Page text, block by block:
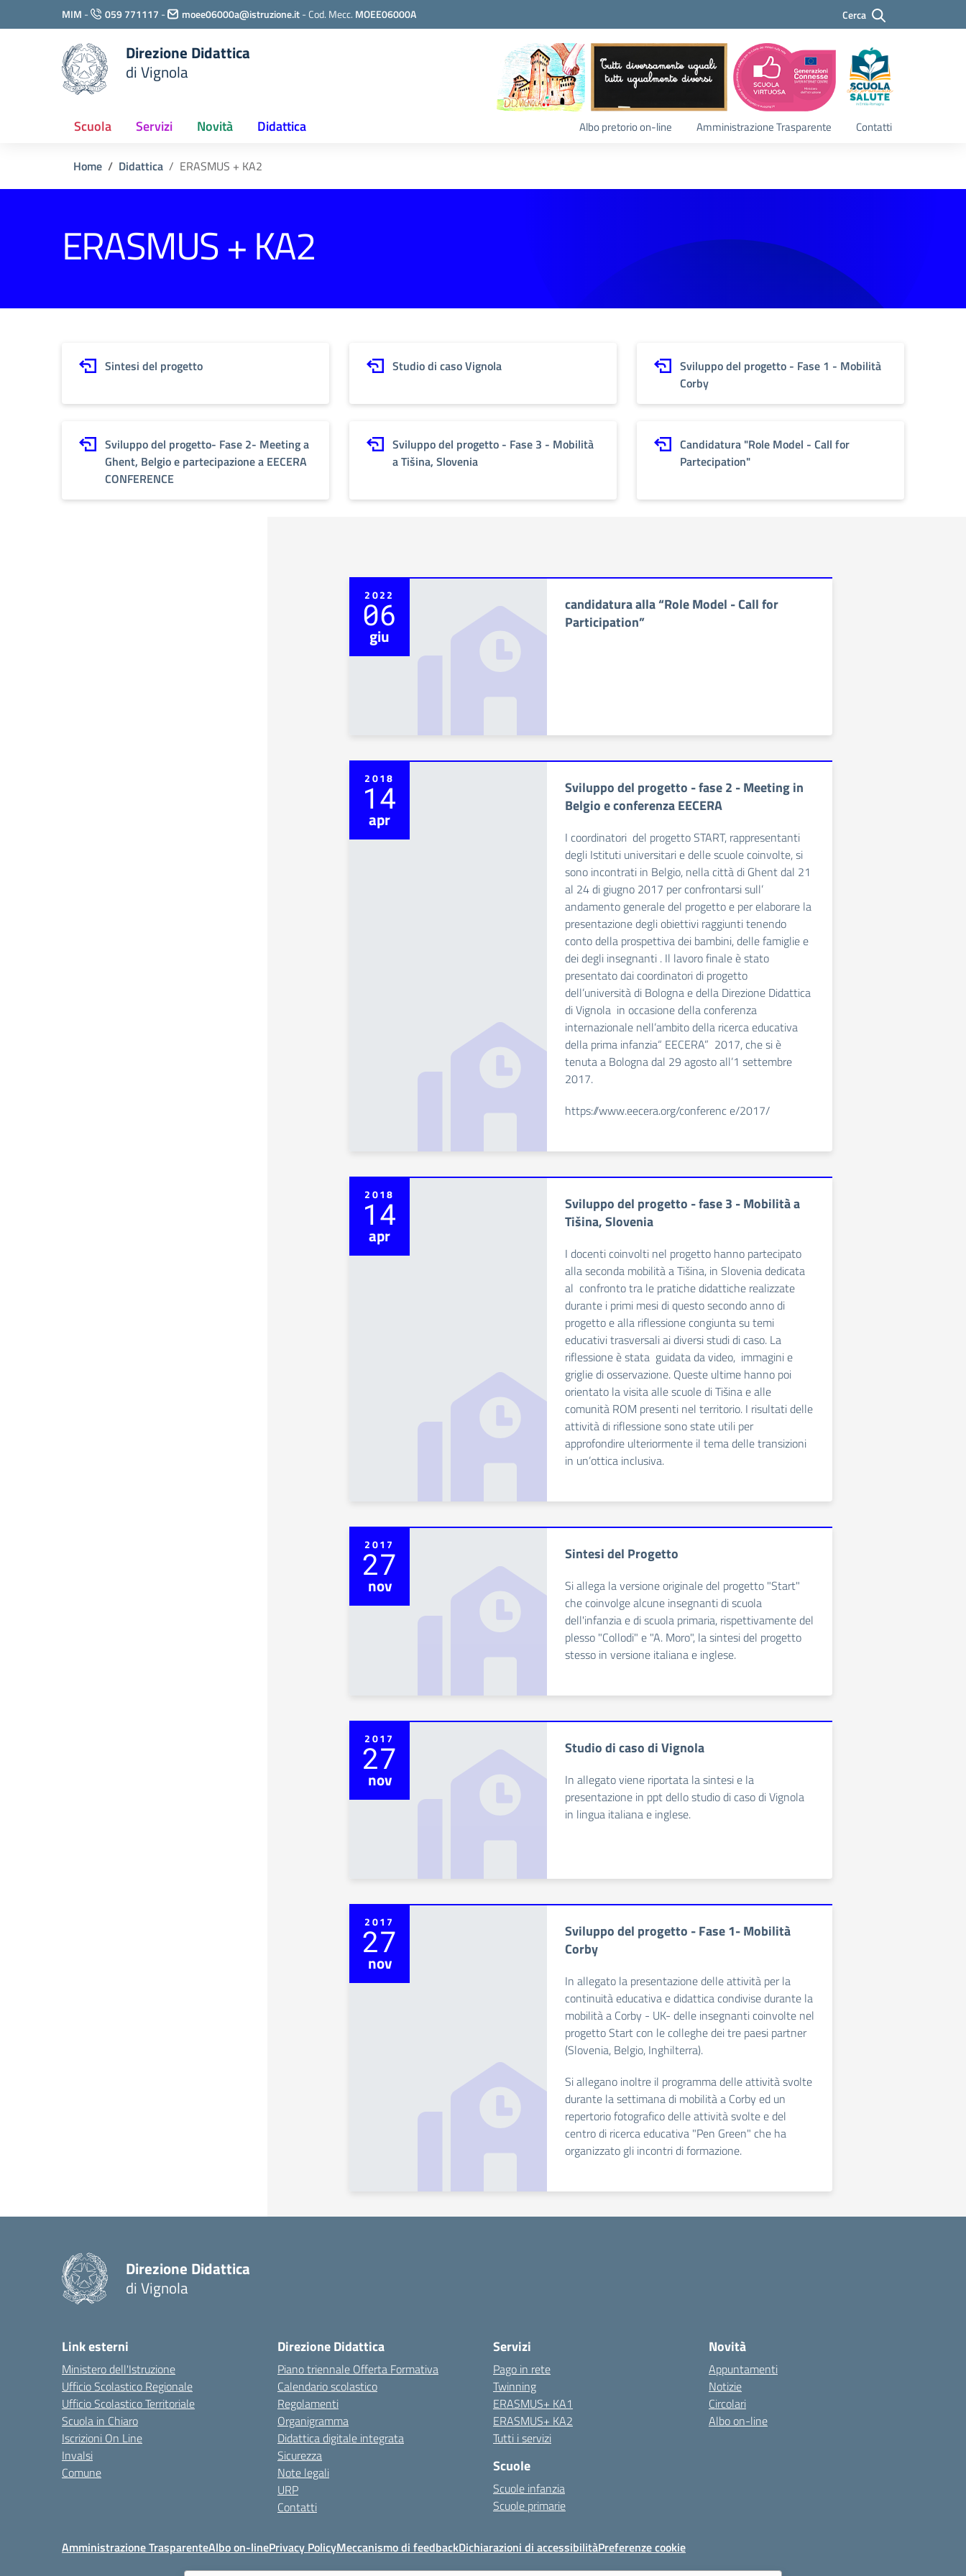
Vai ai contenuti
Vai al menu di navigazione
Vai al footer
MIM - 059 771117 - moee06000a@istruzione.it-Cod. Mecc. MOEE06000A Cerca
Direzione Didattica
di Vignola
Cerca
Scuola Servizi Novità Didattica Albo pretorio on-line Amministrazione Trasparente Contatti
Home Didattica ERASMUS + KA2
ERASMUS + KA2
Sintesi del progetto Studio di caso Vignola
Sviluppo del progetto - Fase 1 - Mobilità
Corby
Sviluppo del progetto- Fase 2- Meeting a
Ghent, Belgio e partecipazione a EECERA
CONFERENCE
Sviluppo del progetto - Fase 3 - Mobilità
a Tišina, Slovenia
Candidatura "Role Model - Call for
Partecipation"
2022
06
giu
candidatura alla “Role Model - Call for
Participation”
2018
14
apr
Sviluppo del progetto - fase 2 - Meeting in
Belgio e conferenza EECERA
I coordinatori del progetto START, rappresentanti
degli Istituti universitari e delle scuole coinvolte, si
sono incontrati in Belgio, nella città di Ghent dal 21
al 24 di giugno 2017 per confrontarsi sull’
andamento generale del progetto e per elaborare la
presentazione degli obiettivi raggiunti tenendo
conto della prospettiva dei bambini, delle famiglie e
dei degli insegnanti . Il lavoro finale è stato
presentato dai coordinatori di progetto
dell’università di Bologna e della Direzione Didattica
di Vignola in occasione della conferenza
internazionale nell’ambito della ricerca educativa
della prima infanzia“ EECERA” 2017, che si è
tenuta a Bologna dal 29 agosto all’1 settembre
2017.
https://www.eecera.org/conferenc e/2017/
2018
14
apr
Sviluppo del progetto - fase 3 - Mobilità a
Tišina, Slovenia
I docenti coinvolti nel progetto hanno partecipato
alla seconda mobilità a Tišina, in Slovenia dedicata
al confronto tra le pratiche didattiche realizzate
durante i primi mesi di questo secondo anno di
progetto e alla riflessione congiunta su temi
educativi trasversali ai diversi studi di caso. La
riflessione è stata guidata da video, immagini e
griglie di osservazione. Queste ultime hanno poi
orientato la visita alle scuole di Tišina e alle
comunità ROM presenti nel territorio. I risultati delle
attività di riflessione sono state utili per
approfondire ulteriormente il tema delle transizioni
in un’ottica inclusiva.
2017
27
nov
Sintesi del Progetto
Si allega la versione originale del progetto "Start"
che coinvolge alcune insegnanti di scuola
dell'infanzia e di scuola primaria, rispettivamente del
plesso "Collodi" e "A. Moro", la sintesi del progetto
stesso in versione italiana e inglese.
2017
27
nov
Studio di caso di Vignola
In allegato viene riportata la sintesi e la
presentazione in ppt dello studio di caso di Vignola
in lingua italiana e inglese.
2017
27
nov
Sviluppo del progetto - Fase 1- Mobilità
Corby
In allegato la presentazione delle attività per la
continuità educativa e didattica condivise durante la
mobilità a Corby - UK- delle insegnanti coinvolte nel
progetto Start con le colleghe dei tre paesi partner
(Slovenia, Belgio, Inghilterra).
Si allegano inoltre il programma delle attività svolte
durante la settimana di mobilità a Corby ed un
repertorio fotografico delle attività svolte e del
centro di ricerca educativa "Pen Green" che ha
organizzato gli incontri di formazione.
Direzione Didattica
di Vignola
Link esterni
Ministero dell'Istruzione
Ufficio Scolastico Regionale
Ufficio Scolastico Territoriale
Scuola in Chiaro
Iscrizioni On Line
Invalsi
Comune
Direzione Didattica
Piano triennale Offerta Formativa
Calendario scolastico
Regolamenti
Organigramma
Didattica digitale integrata
Sicurezza
Note legali
URP
Contatti
Servizi
Pago in rete
Twinning
ERASMUS+ KA1
ERASMUS+ KA2
Tutti i servizi
Scuole
Scuole infanzia
Scuole primarie
Novità
Appuntamenti
Notizie
Circolari
Albo on-line
Amministrazione TrasparenteAlbo on-linePrivacy PolicyMeccanismo di feedbackDichiarazioni di accessibilitàPreferenze cookie